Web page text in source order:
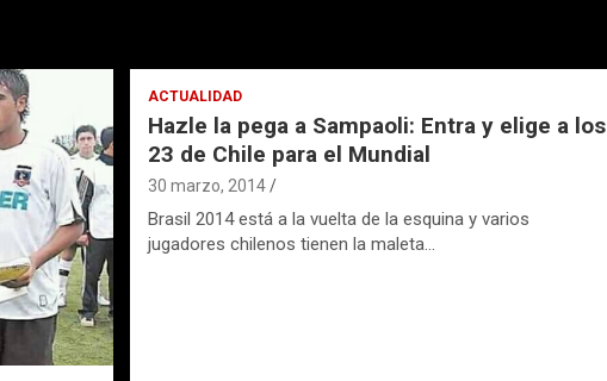
ACTUALIDAD
Hazle la pega a Sampaoli: Entra y elige a los
23 de Chile para el Mundial
30 marzo, 2014
Brasil 2014 está a la vuelta de la esquina y varios
jugadores chilenos tienen la maleta…